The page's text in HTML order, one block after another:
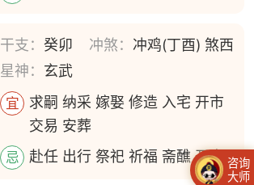
干支：癸卯 冲煞： 冲鸡(丁酉) 煞西
星神： 玄武
宜
求嗣 纳采 嫁娶 修造 入宅 开市
交易 安葬
忌 赴任 出行 祭祀 祈福 斋醮 开光 咨询
大师